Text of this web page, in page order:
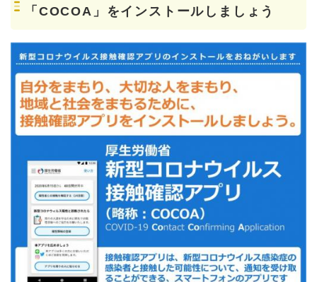
「COCOA」をインストールしましょう